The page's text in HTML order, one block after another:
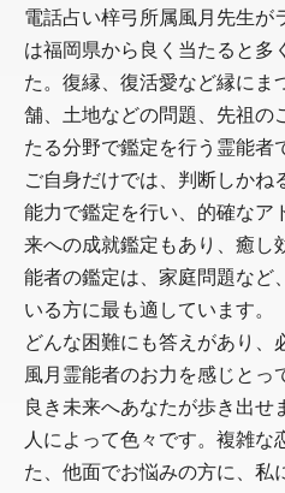
電話占い梓弓所属風月先生が
は福岡県から良く当たると多
た。復縁、復活愛など縁にま
舗、土地などの問題、先祖の
たる分野で鑑定を行う霊能者
ご自身だけでは、判断しかね
能力で鑑定を行い、的確なア
来への成就鑑定もあり、癒し
能者の鑑定は、家庭問題など
いる方に最も適しています。
どんな困難にも答えがあり、
風月霊能者のお力を感じとっ
良き未来へあなたが歩き出せ
人によって色々です。複雑な
た、他面でお悩みの方に、私